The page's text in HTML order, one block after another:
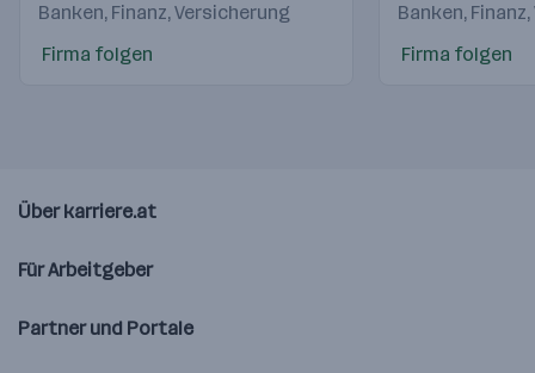
Banken, Finanz, Versicherung
Firma folgen
Banken,
Firma folgen
Über karriere.at
Für Arbeitgeber
Partner und Portale